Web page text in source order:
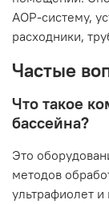
АОР-систему,
расходники,
Частые
Что такое
бассейна?
Это
методов
ультрафиолет